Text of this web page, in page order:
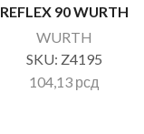
REFLEX 90 WURTH
WURTH
SKU: Z4195
104,13 рсд